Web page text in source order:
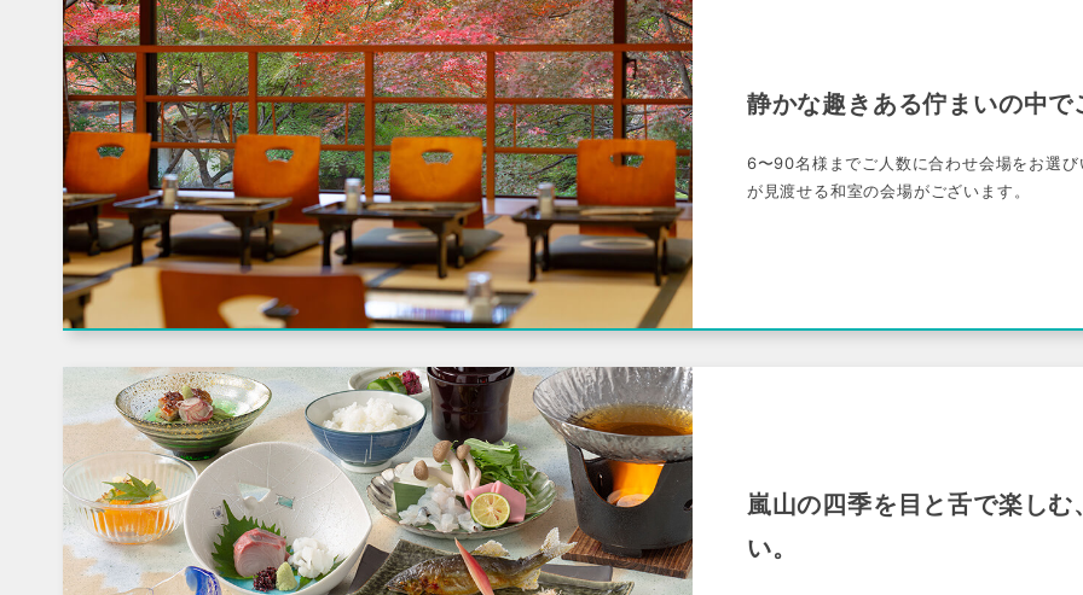
静かな趣きある佇まいの中
6〜90名様までご人数に合わせ会場をお選
が見渡せる和室の会場がございます。
嵐山の四季を目と舌で楽し
い。